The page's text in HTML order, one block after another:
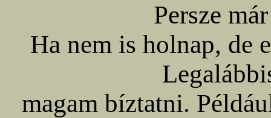
Persze
Ha nem is holnap, de
magam bíztatni.